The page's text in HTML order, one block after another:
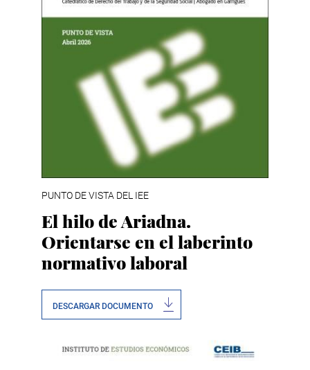
PUNTO DE VISTA DEL IEE
El hilo de Ariadna.
Orientarse en el laberinto
normativo laboral
DESCARGAR DOCUMENTO